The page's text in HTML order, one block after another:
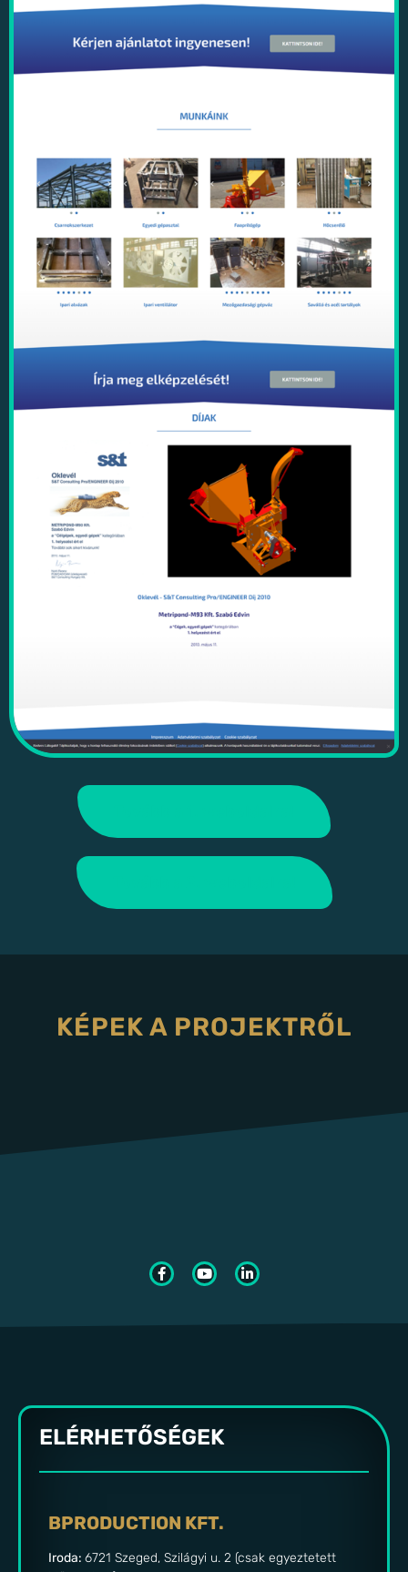
KÉPEK A PROJEKTRŐL
ELÉRHETŐSÉGEK
BPRODUCTION KFT.
Iroda: 6721 Szeged, Szilágyi u. 2 (csak egyeztetett